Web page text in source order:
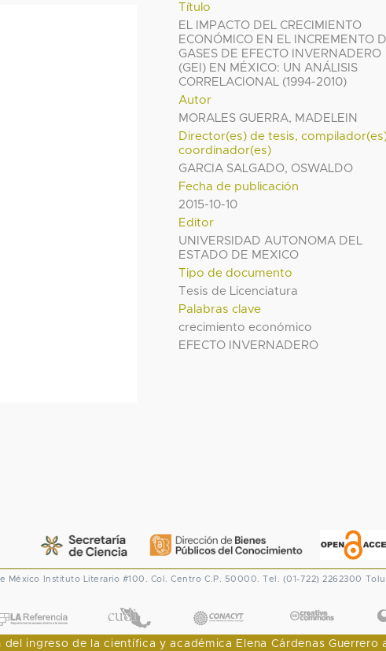
Título
EL IMPACTO DEL CRECIMIENTO
ECONÓMICO EN EL INCREMENTO
GASES DE EFECTO INVERNADERO
(GEI) EN MÉXICO: UN ANÁLISIS
CORRELACIONAL (1994-2010)
Autor
MORALES GUERRA, MADELEIN
Director(es) de tesis,
coordinador(es)
GARCIA SALGADO, OSWALDO
Fecha de publicación
2015-10-10
Editor
UNIVERSIDAD AUTONOMA DEL
ESTADO DE MEXICO
Tipo de documento
Tesis de Licenciatura
Palabras clave
crecimiento económico
EFECTO INVERNADERO
México Instituto Literario #100. Col. Centro C.P. 50000. Tel. (01-722) 2262300
ingreso de la científica y académica Elena Cárdenas